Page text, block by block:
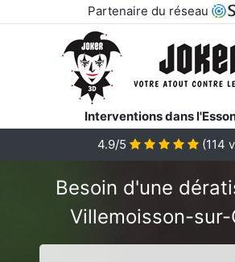
Partenaire du réseau
Interventions dans
4.9/5 (114
Besoin d'une
Villemoisson-sur-